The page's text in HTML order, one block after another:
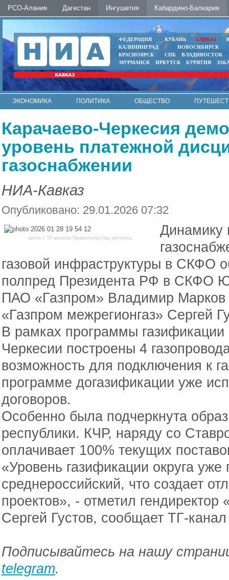
РСО-Алания Дагестан Ингушетия Кабардино-Балкария
ФЕДЕРАЦИЯ КУБАНЬ КАВКАЗ
КАЛИНИНГРАД
НОВОСИБИРСК
КРАСНОЯРСК
СПБ
ВЛАДИВОСТОК
МУРМАНСК
ИРКУТСК БУРЯТИЯ
ЭКОНОМИКА ПОЛИТИКА ОБЩЕСТВО
Карачаево-Черкесия
уровень платежной
газоснабжении
НИА-Кавказ
Опубликовано: 29.01.2026 07:32
фото с ТГ-канала Правительства региона.
Динамику
газовой инфраструктуры в СКФО
полпред Президента РФ в СКФО
ПАО «Газпром» Владимир
«Газпром межрегионгаз» Сергей
В рамках программы газификации
Черкесии построены 4
возможность для подключения к
программе догазификации уже
договоров.
Особенно была подчеркнута
республики. КЧР, наряду со
оплачивает 100% текущих
«Уровень газификации округа
среднероссийский, что создает
проектов», - отметил гендиректор
Сергей Густов, сообщает ТГ-
Подписывайтесь на нашу
telegram.